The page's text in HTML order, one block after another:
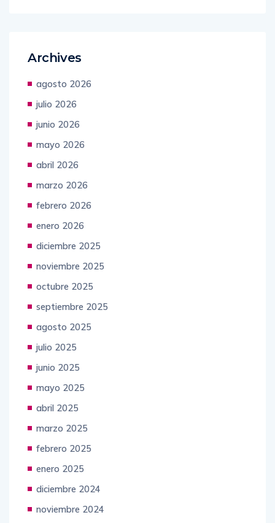
Archives
agosto 2026
julio 2026
junio 2026
mayo 2026
abril 2026
marzo 2026
febrero 2026
enero 2026
diciembre 2025
noviembre 2025
octubre 2025
septiembre 2025
agosto 2025
julio 2025
junio 2025
mayo 2025
abril 2025
marzo 2025
febrero 2025
enero 2025
diciembre 2024
noviembre 2024